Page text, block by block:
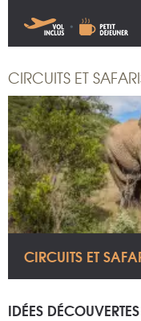
CIRCUITS ET
CIRCUITS ET
IDÉES DÉCOUVERTES